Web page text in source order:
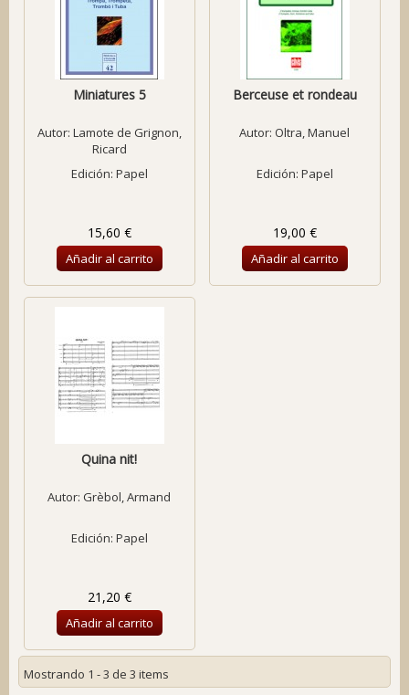
Miniatures 5
Autor: Lamote de Grignon,
Ricard
Edición: Papel
15,60 €
Añadir al carrito
Berceuse et rondeau
Autor: Oltra, Manuel
Edición: Papel
19,00 €
Añadir al carrito
Quina nit!
Autor: Grèbol, Armand
Edición: Papel
21,20 €
Añadir al carrito
Mostrando 1 - 3 de 3 items